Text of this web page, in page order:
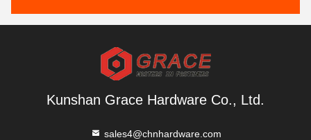
Kunshan Grace Hardware Co., Ltd.
sales4@chnhardware.com